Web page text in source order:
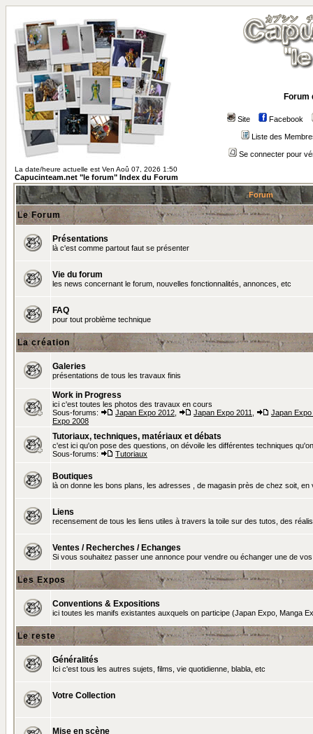
Forum
Site Facebook
Liste des
Se connecter pour
La date/heure actuelle est Ven Aoû 07, 2026 1:50
Capucinteam.net "le forum" Index du Forum
Forum
Le Forum
Présentations
là c'est comme partout faut se présenter
Vie du forum
les news concernant le forum, nouvelles fonctionnalités, annonces, etc
FAQ
pour tout problème technique
La création
Galeries
présentations de tous les travaux finis
Work in Progress
ici c'est toutes les photos des travaux en cours
Sous-forums:
Japan Expo 2012 Japan Expo 2011
Japan Expo
Expo 2008
Tutoriaux, techniques, matériaux et débats
c'est ici qu'on pose des questions, on dévoile les différentes techniques
Sous-forums:
Tutoriaux
Boutiques
là on donne les bons plans, les adresses , de magasin près de chez soit, en
Liens
recensement de tous les liens utiles à travers la toile sur des tutos, des
Ventes / Recherches / Echanges
Si vous souhaitez passer une annonce pour vendre ou échanger une de
Les Expos
Conventions & Expositions
ici toutes les manifs existantes auxquels on participe (Japan Expo, Manga
Le reste
Généralités
Ici c'est tous les autres sujets, films, vie quotidienne, blabla, etc
Votre Collection
Mise en scène